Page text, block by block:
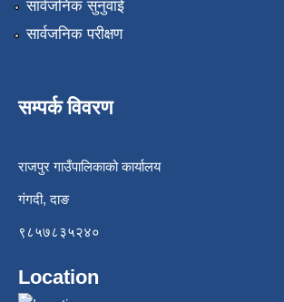
सार्वजनिक सुनुवाई
सार्वजनिक परीक्षण
सम्पर्क विवरण
राजपुर गाउँपालिकाको कार्यालय
गंगदी, दाङ
९८५७८३५२४०
Location